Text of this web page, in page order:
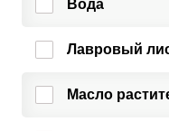
Вода
Лавровый
Масло